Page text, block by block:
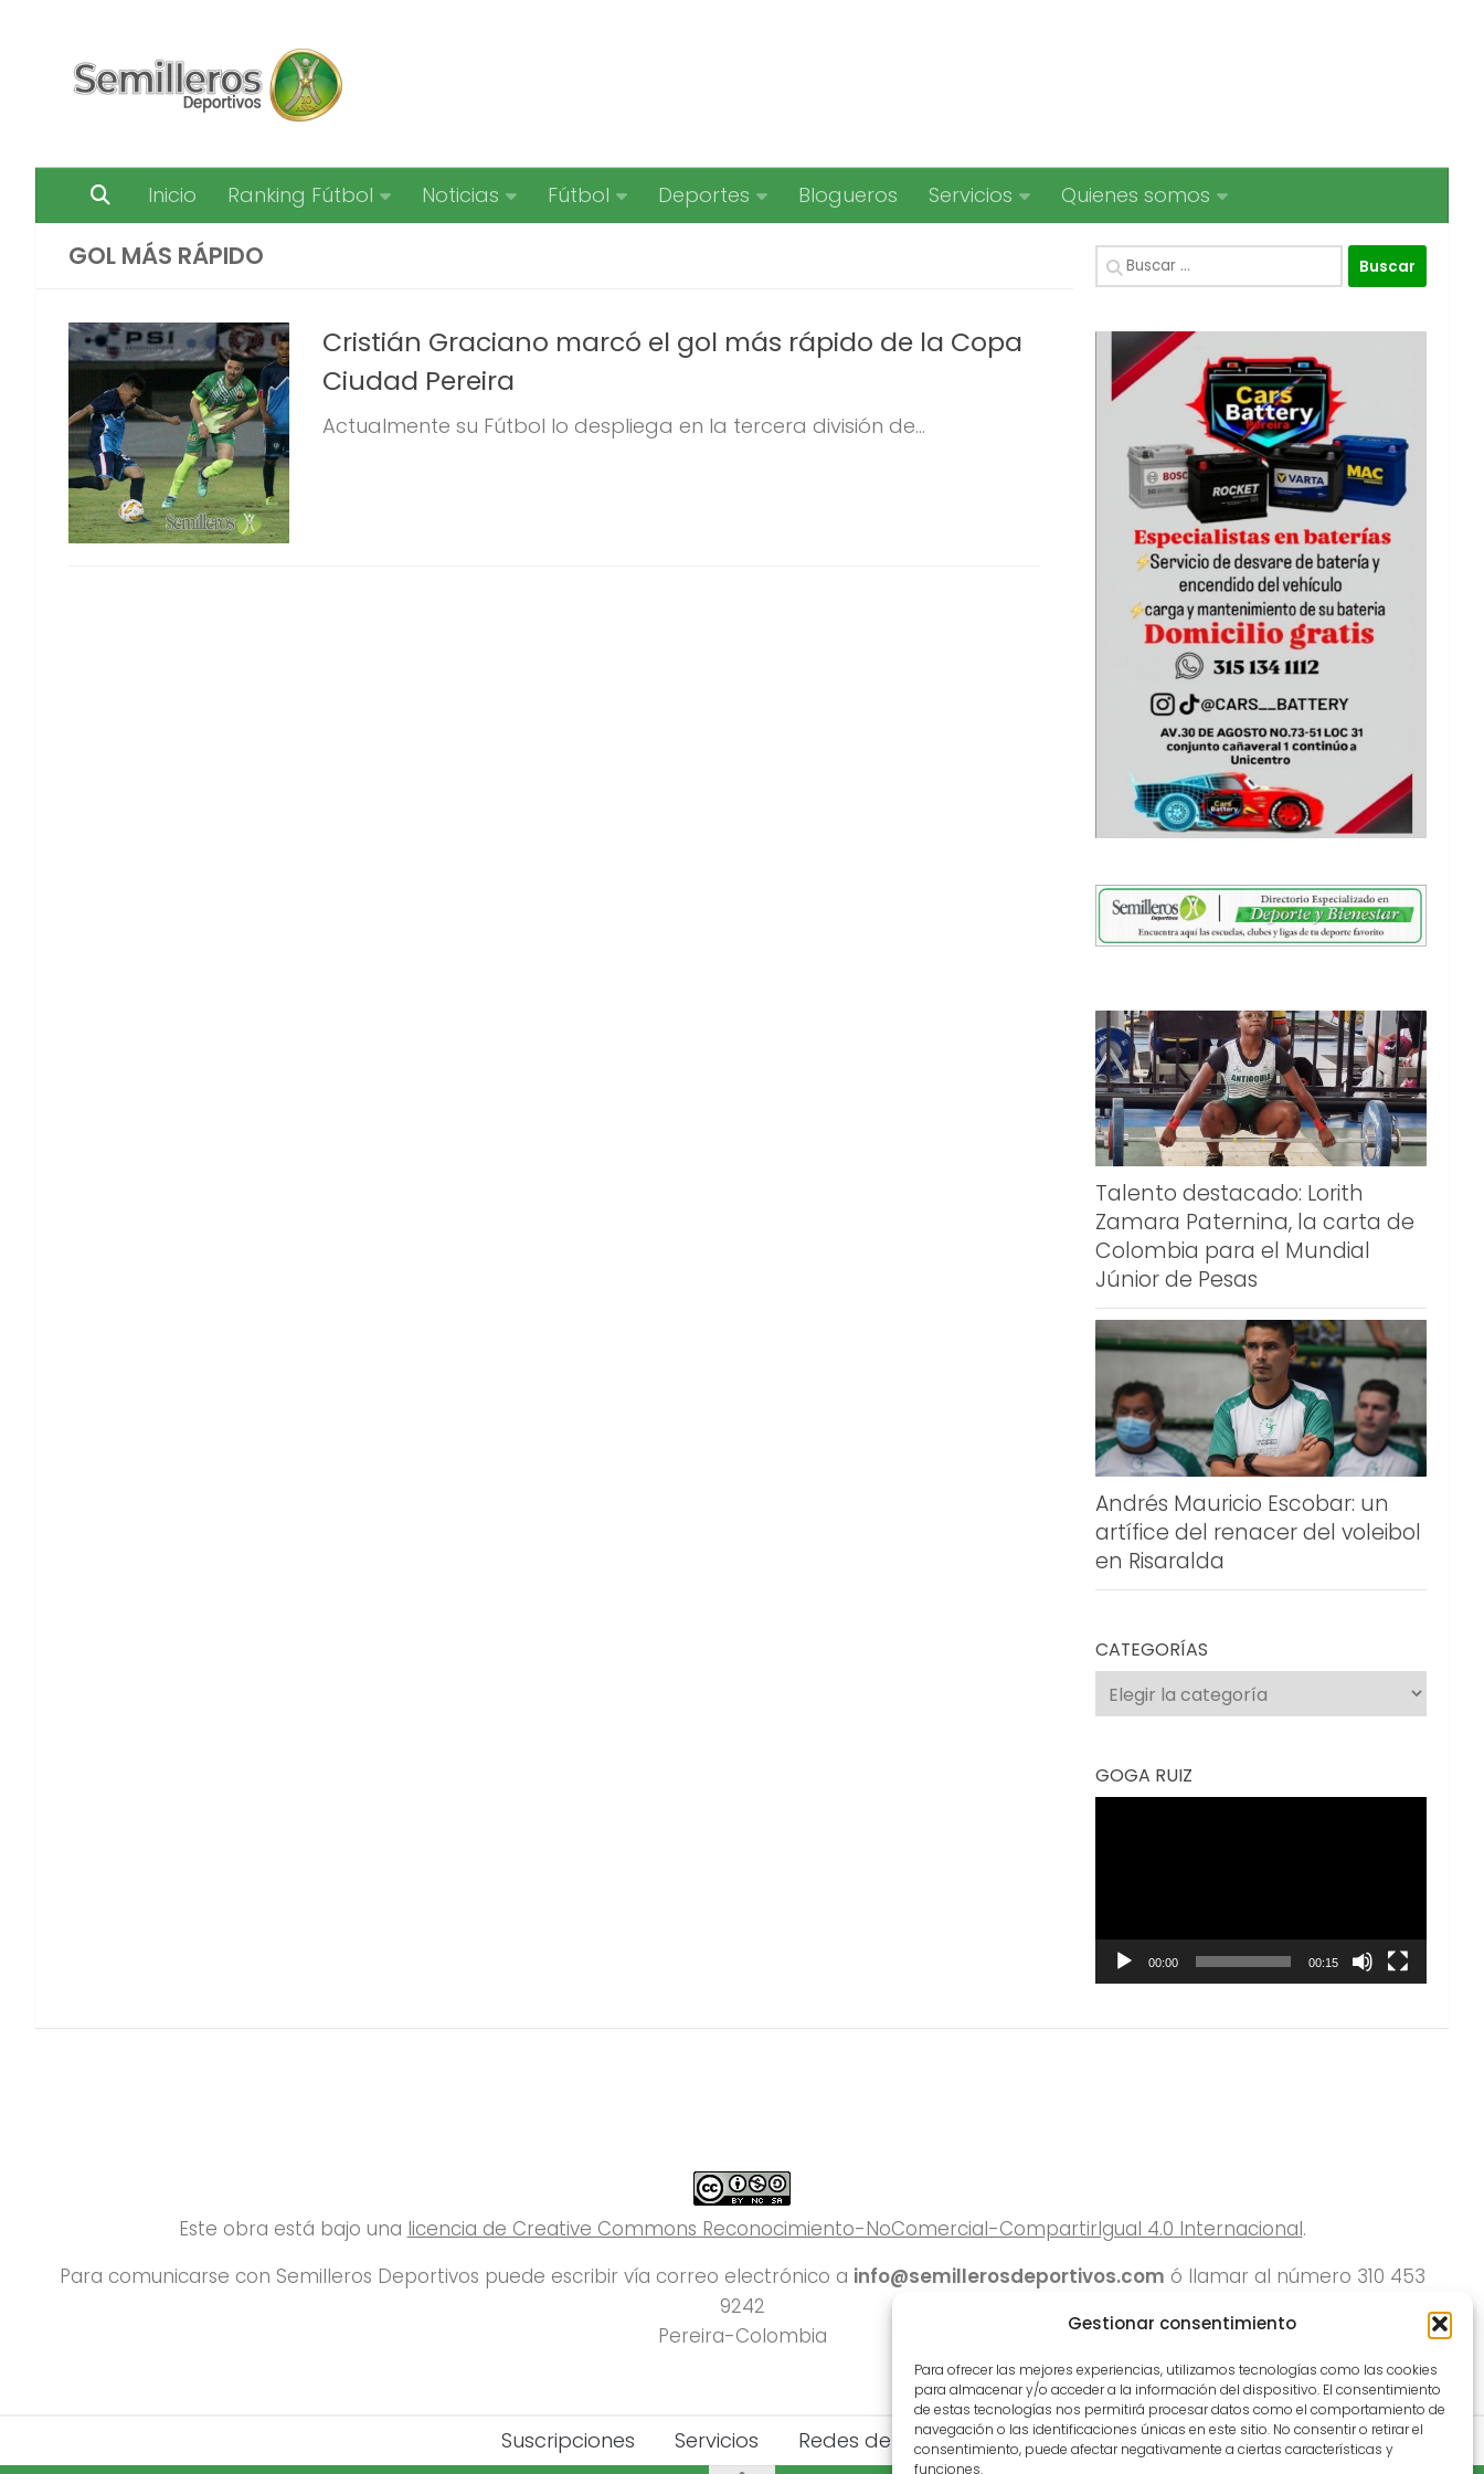
Gestionar consentimiento
Para ofrecer las mejores experiencias, utilizamos tecnologías como las cookies
para almacenar y/o acceder a la información del dispositivo. El consentimiento
de estas tecnologías nos permitirá procesar datos como el comportamiento de
navegación o las identificaciones únicas en este sitio. No consentir o retirar el
consentimiento, puede afectar negativamente a ciertas características y
funciones.
Inicio Ranking Fútbol Noticias Fútbol Deportes Blogueros Servicios Quienes somos
GOL MÁS RÁPIDO
Cristián Graciano marcó el gol más rápido de la Copa
Ciudad Pereira
Actualmente su Fútbol lo despliega en la tercera división de...
Buscar:
Talento destacado: Lorith
Zamara Paternina, la carta de
Colombia para el Mundial
Júnior de Pesas
Andrés Mauricio Escobar: un
artífice del renacer del voleibol
en Risaralda
CATEGORÍAS
Categorías
GOGA RUIZ
00:00 00:15
Este obra está bajo una licencia de Creative Commons Reconocimiento-NoComercial-CompartirIgual 4.0 Internacional.
Para comunicarse con Semilleros Deportivos puede escribir vía correo electrónico a info@semillerosdeportivos.com ó llamar al número 310 453
9242
Pereira-Colombia
Suscripciones Servicios Redes del Deporte